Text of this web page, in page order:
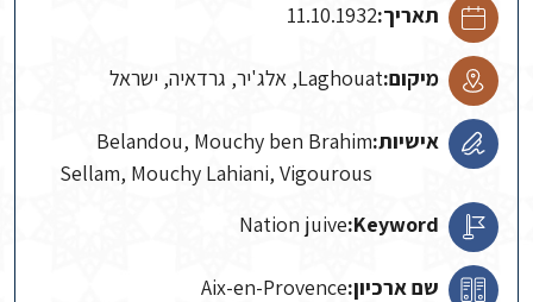
תאריך:11.10.1932
מיקום:Laghouat, אלג'יר, גרדאיה, ישראל
אישיות:Belandou, Mouchy ben Brahim
Sellam, Mouchy Lahiani, Vigourous
Keyword:
Nation juive
שם ארכיון:Aix-en-Provence